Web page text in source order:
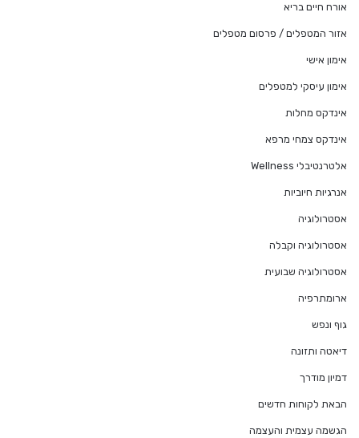
אורח חיים בריא
אזור המטפלים / פרסום מטפלים
אימון אישי
אימון עיסקי למטפלים
אינדקס מחלות
אינדקס צמחי מרפא
אלטרנטיבלי Wellness
אנרגיות חיוביות
אסטרולוגיה
אסטרולוגיה וקבלה
אסטרולוגיה שבועית
ארומתרפיה
גוף ונפש
דיאטה ותזונה
דמיון מודרך
הבאת לקוחות חדשים
הגשמה עצמית והעצמה